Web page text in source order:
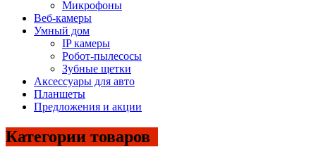
Микрофоны
Веб-камеры
Умный дом
IP камеры
Робот-пылесосы
Зубные щетки
Аксессуары для авто
Планшеты
Предложения и акции
Категории товаров